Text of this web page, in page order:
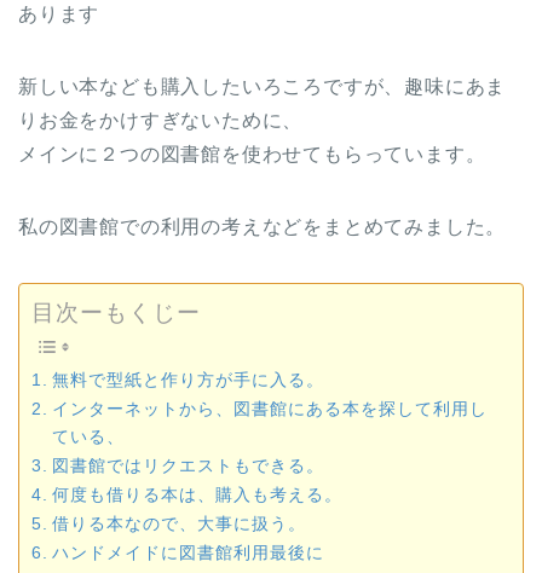
あります
新しい本なども購入したいろころですが、趣味にあま
りお金をかけすぎないために、
メインに２つの図書館を使わせてもらっています。
私の図書館での利用の考えなどをまとめてみました。
目次ーもくじー
無料で型紙と作り方が手に入る。
インターネットから、図書館にある本を探して利用し
ている、
図書館ではリクエストもできる。
何度も借りる本は、購入も考える。
借りる本なので、大事に扱う。
ハンドメイドに図書館利用最後に